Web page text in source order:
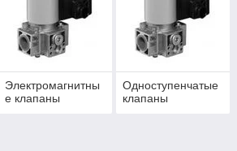
Электромагнитны
е клапаны
Одноступенчатые
клапаны